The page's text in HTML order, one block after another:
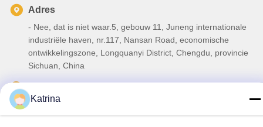
Adres
- Nee, dat is niet waar.5, gebouw 11, Juneng internationale
industriële haven, nr.117, Nansan Road, economische
ontwikkelingszone, Longquanyi District, Chengdu, provincie
Sichuan, China
86--13641973820
Katrina